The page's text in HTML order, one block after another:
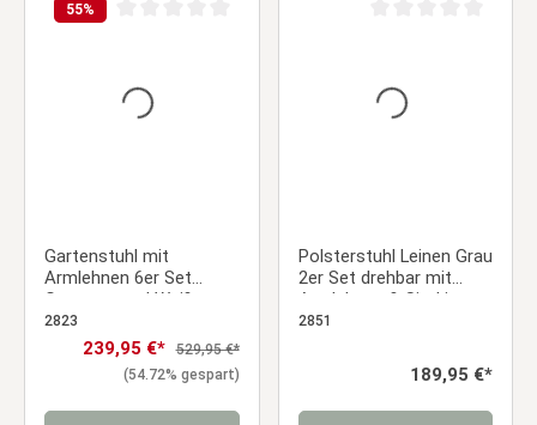
55%
Gartenstuhl mit
Armlehnen 6er Set
Gartensessel Weiß
Stühle Balkonstühle
Kunststoff
Küchenstühle Outdoor-
Stuhl Terrassenstühle
Essstuhl
2823
Verkaufspreis:
239,95 €* Regulärer Preis:
529,95 €*
(54.72% gespart)
Polsterstuhl Leinen Grau
2er Set drehbar mit
Armlehnen & Sitzkissen
– Beine aus Massivholz
2851
Regulärer Preis:
189,95 €*